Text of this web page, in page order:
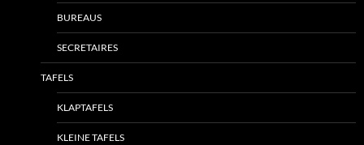
BUREAUS
SECRETAIRES
TAFELS
KLAPTAFELS
KLEINE TAFELS